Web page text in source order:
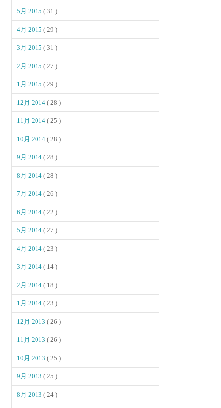
5月 2015( 31 )
4月 2015( 29 )
3月 2015( 31 )
2月 2015( 27 )
1月 2015( 29 )
12月 2014( 28 )
11月 2014( 25 )
10月 2014( 28 )
9月 2014( 28 )
8月 2014( 28 )
7月 2014( 26 )
6月 2014( 22 )
5月 2014( 27 )
4月 2014( 23 )
3月 2014( 14 )
2月 2014( 18 )
1月 2014( 23 )
12月 2013( 26 )
11月 2013( 26 )
10月 2013( 25 )
9月 2013( 25 )
8月 2013( 24 )